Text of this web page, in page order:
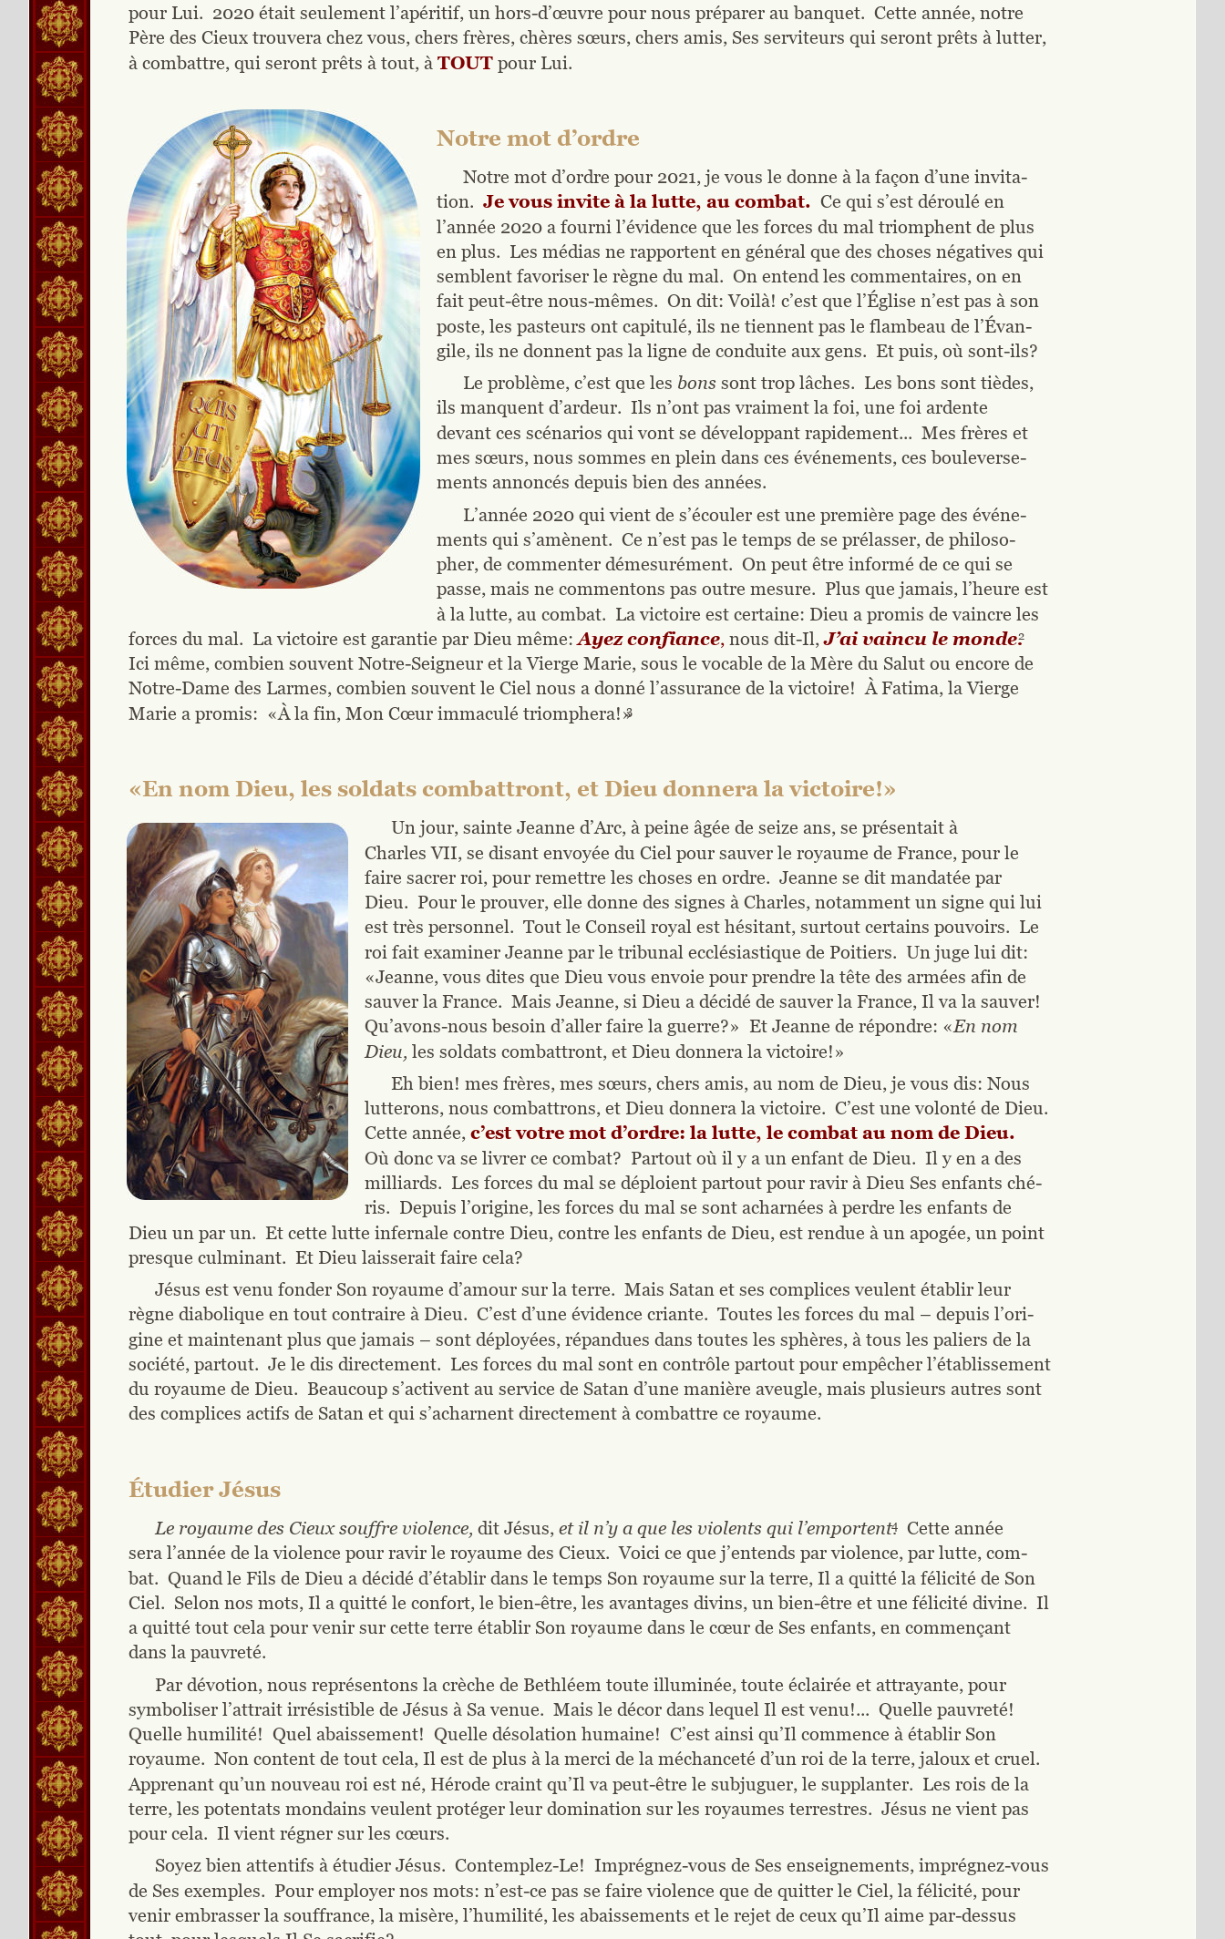
pour Lui.  2020 était seulement l’apéritif, un hors-d’œuvre pour nous préparer au banquet.  Cette année, notre
Père des Cieux trouvera chez vous, chers frères, chères sœurs, chers amis, Ses serviteurs qui seront prêts à lutter,
à combattre, qui seront prêts à tout, à TOUT pour Lui.
Notre mot d’ordre
Notre mot d’ordre pour 2021, je vous le donne à la façon d’une invita-
tion. Je vous invite à la lutte, au combat. Ce qui s’est déroulé en
l’année 2020 a fourni l’évidence que les forces du mal triomphent de plus
en plus.  Les médias ne rapportent en général que des choses négatives qui
semblent favoriser le règne du mal.  On entend les commentaires, on en
fait peut-être nous-mêmes.  On dit: Voilà! c’est que l’Église n’est pas à son
poste, les pasteurs ont capitulé, ils ne tiennent pas le flambeau de l’Évan-
gile, ils ne donnent pas la ligne de conduite aux gens.  Et puis, où sont-ils?
Le problème, c’est que les bons sont trop lâches.  Les bons sont tièdes,
ils manquent d’ardeur.  Ils n’ont pas vraiment la foi, une foi ardente
devant ces scénarios qui vont se développant rapidement...  Mes frères et
mes sœurs, nous sommes en plein dans ces événements, ces bouleverse-
ments annoncés depuis bien des années.
L’année 2020 qui vient de s’écouler est une première page des événe-
ments qui s’amènent.  Ce n’est pas le temps de se prélasser, de philoso-
pher, de commenter démesurément.  On peut être informé de ce qui se
passe, mais ne commentons pas outre mesure.  Plus que jamais, l’heure est
à la lutte, au combat.  La victoire est certaine: Dieu a promis de vaincre les
forces du mal.  La victoire est garantie par Dieu même: Ayez confiance, nous dit-Il, J’ai vaincu le monde.
2
Ici même, combien souvent Notre-Seigneur et la Vierge Marie, sous le vocable de la Mère du Salut ou encore de
Notre-Dame des Larmes, combien souvent le Ciel nous a donné l’assurance de la victoire!  À Fatima, la Vierge
Marie a promis:  «À la fin, Mon Cœur immaculé triomphera!»
3
«En nom Dieu, les soldats combattront, et Dieu donnera la victoire!»
Un jour, sainte Jeanne d’Arc, à peine âgée de seize ans, se présentait à
Charles VII, se disant envoyée du Ciel pour sauver le royaume de France, pour le
faire sacrer roi, pour remettre les choses en ordre.  Jeanne se dit mandatée par
Dieu.  Pour le prouver, elle donne des signes à Charles, notamment un signe qui lui
est très personnel.  Tout le Conseil royal est hésitant, surtout certains pouvoirs.  Le
roi fait examiner Jeanne par le tribunal ecclésiastique de Poitiers.  Un juge lui dit:
«Jeanne, vous dites que Dieu vous envoie pour prendre la tête des armées afin de
sauver la France.  Mais Jeanne, si Dieu a décidé de sauver la France, Il va la sauver!
Qu’avons-nous besoin d’aller faire la guerre?»  Et Jeanne de répondre: «En nom
Dieu, les soldats combattront, et Dieu donnera la victoire!»
Eh bien! mes frères, mes sœurs, chers amis, au nom de Dieu, je vous dis: Nous
lutterons, nous combattrons, et Dieu donnera la victoire.  C’est une volonté de Dieu.
Cette année, c’est votre mot d’ordre: la lutte, le combat au nom de Dieu.
Où donc va se livrer ce combat?  Partout où il y a un enfant de Dieu.  Il y en a des
milliards.  Les forces du mal se déploient partout pour ravir à Dieu Ses enfants ché-
ris.  Depuis l’origine, les forces du mal se sont acharnées à perdre les enfants de
Dieu un par un.  Et cette lutte infernale contre Dieu, contre les enfants de Dieu, est rendue à un apogée, un point
presque culminant.  Et Dieu laisserait faire cela?
Jésus est venu fonder Son royaume d’amour sur la terre.  Mais Satan et ses complices veulent établir leur
règne diabolique en tout contraire à Dieu.  C’est d’une évidence criante.  Toutes les forces du mal – depuis l’ori-
gine et maintenant plus que jamais – sont déployées, répandues dans toutes les sphères, à tous les paliers de la
société, partout.  Je le dis directement.  Les forces du mal sont en contrôle partout pour empêcher l’établissement
du royaume de Dieu.  Beaucoup s’activent au service de Satan d’une manière aveugle, mais plusieurs autres sont
des complices actifs de Satan et qui s’acharnent directement à combattre ce royaume.
Étudier Jésus
Le royaume des Cieux souffre violence, dit Jésus, et il n’y a que les violents qui l’emportent.
4
Cette année
sera l’année de la violence pour ravir le royaume des Cieux.  Voici ce que j’entends par violence, par lutte, com-
bat.  Quand le Fils de Dieu a décidé d’établir dans le temps Son royaume sur la terre, Il a quitté la félicité de Son
Ciel.  Selon nos mots, Il a quitté le confort, le bien-être, les avantages divins, un bien-être et une félicité divine.  Il
a quitté tout cela pour venir sur cette terre établir Son royaume dans le cœur de Ses enfants, en commençant
dans la pauvreté.
Par dévotion, nous représentons la crèche de Bethléem toute illuminée, toute éclairée et attrayante, pour
symboliser l’attrait irrésistible de Jésus à Sa venue.  Mais le décor dans lequel Il est venu!...  Quelle pauvreté!
Quelle humilité!  Quel abaissement!  Quelle désolation humaine!  C’est ainsi qu’Il commence à établir Son
royaume.  Non content de tout cela, Il est de plus à la merci de la méchanceté d’un roi de la terre, jaloux et cruel.
Apprenant qu’un nouveau roi est né, Hérode craint qu’Il va peut-être le subjuguer, le supplanter.  Les rois de la
terre, les potentats mondains veulent protéger leur domination sur les royaumes terrestres.  Jésus ne vient pas
pour cela.  Il vient régner sur les cœurs.
Soyez bien attentifs à étudier Jésus.  Contemplez-Le!  Imprégnez-vous de Ses enseignements, imprégnez-vous
de Ses exemples.  Pour employer nos mots: n’est-ce pas se faire violence que de quitter le Ciel, la félicité, pour
venir embrasser la souffrance, la misère, l’humilité, les abaissements et le rejet de ceux qu’Il aime par-dessus